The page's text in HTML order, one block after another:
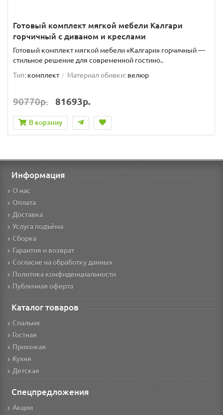
Готовый комплект мягкой мебели Калгари
горчичный с диваном и креслами
Готовый комплект мягкой мебели «Калгари» горчичный —
стильное решение для современной гостино..
Тип: комплект Материал обивки: велюр
90770р. 81693р.
В корзину
Информация
О нас
Оплата
Доставка
Услуга подъёма
Сборка
Гарантия и возврат
Согласие на обработку данных
Политика конфиденциальности
Публичная оферта
Каталог товаров
Спальня
Гостная
Прихожая
Кухня
Детская
Спецпредложения
Акции